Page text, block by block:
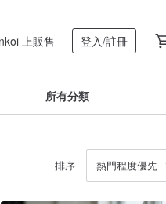
上販售 登入/註冊
所有分類
排序 熱門程度優先